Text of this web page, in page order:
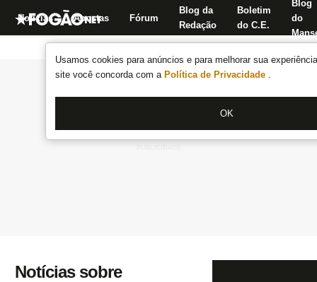
Usamos cookies para anúncios e para melhorar sua
site você concorda com a Política de Privacidade .
OK
Notícias Apostas Fórum
Blog da
Redação
Boletim
do C.E.
Blog
do
Notícias sobre